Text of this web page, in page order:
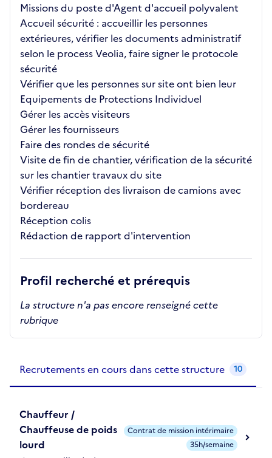
Missions du poste d'Agent d'accueil polyvalent
Accueil sécurité : accueillir les personnes
extérieures, vérifier les documents administratif
selon le process Veolia, faire signer le protocole
sécurité
Vérifier que les personnes sur site ont bien leur
Equipements de Protections Individuel
Gérer les accès visiteurs
Gérer les fournisseurs
Faire des rondes de sécurité
Visite de fin de chantier, vérification de la sécurité
sur les chantier travaux du site
Vérifier réception des livraison de camions avec
bordereau
Réception colis
Rédaction de rapport d'intervention
Profil recherché et prérequis
La structure n'a pas encore renseigné cette
rubrique
Recrutements en cours dans cette structure 10
Chauffeur /
Chauffeuse de poids
lourd
Contrat de mission intérimaire
35h/semaine